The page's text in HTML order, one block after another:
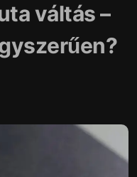
váltás –